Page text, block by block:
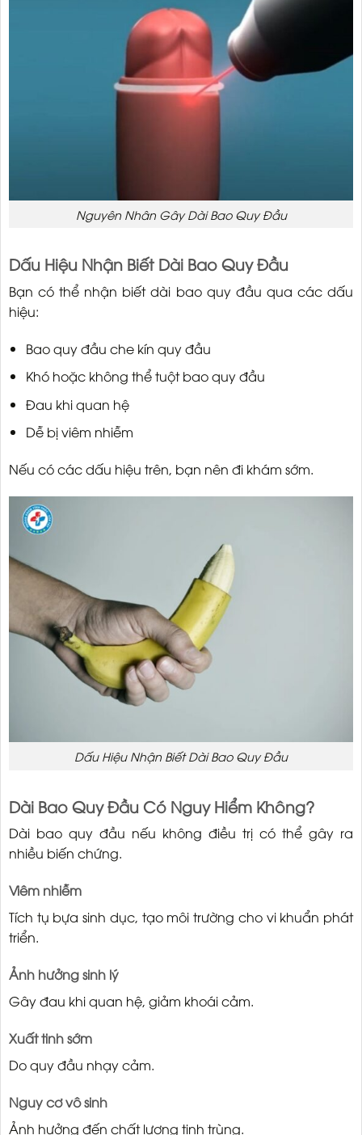
Nguyên Nhân Gây Dài Bao Quy Đầu
Dấu Hiệu Nhận Biết Dài Bao Quy Đầu
Bạn có thể nhận biết dài bao quy đầu qua các dấu
hiệu:
Bao quy đầu che kín quy đầu
Khó hoặc không thể tuột bao quy đầu
Đau khi quan hệ
Dễ bị viêm nhiễm
Nếu có các dấu hiệu trên, bạn nên đi khám sớm.
Dấu Hiệu Nhận Biết Dài Bao Quy Đầu
Dài Bao Quy Đầu Có Nguy Hiểm Không?
Dài bao quy đầu nếu không điều trị có thể gây ra
nhiều biến chứng.
Viêm nhiễm
Tích tụ bựa sinh dục, tạo môi trường cho vi khuẩn phát
triển.
Ảnh hưởng sinh lý
Gây đau khi quan hệ, giảm khoái cảm.
Xuất tinh sớm
Do quy đầu nhạy cảm.
Nguy cơ vô sinh
Ảnh hưởng đến chất lượng tinh trùng.